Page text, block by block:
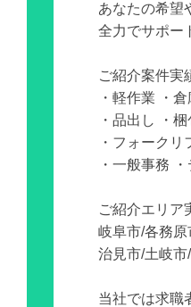
あなたの希望
全力でサポー
ご紹介案件実
・軽作業 ・
・品出し ・
・フォーク
・一般事務
ご紹介エリア
岐阜市/各務
治見市/土岐
当社では求職